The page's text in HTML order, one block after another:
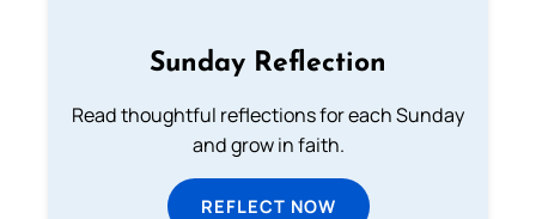
Sunday Reflection
Read thoughtful reflections for each Sunday
and grow in faith.
REFLECT NOW